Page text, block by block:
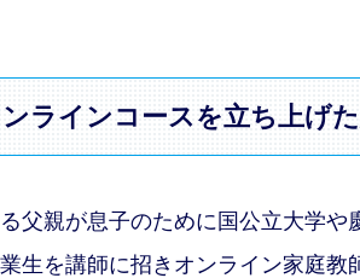
ラインコースを立ち上げ
父親が息子のために国公立大学や
生を講師に招きオンライン家庭教